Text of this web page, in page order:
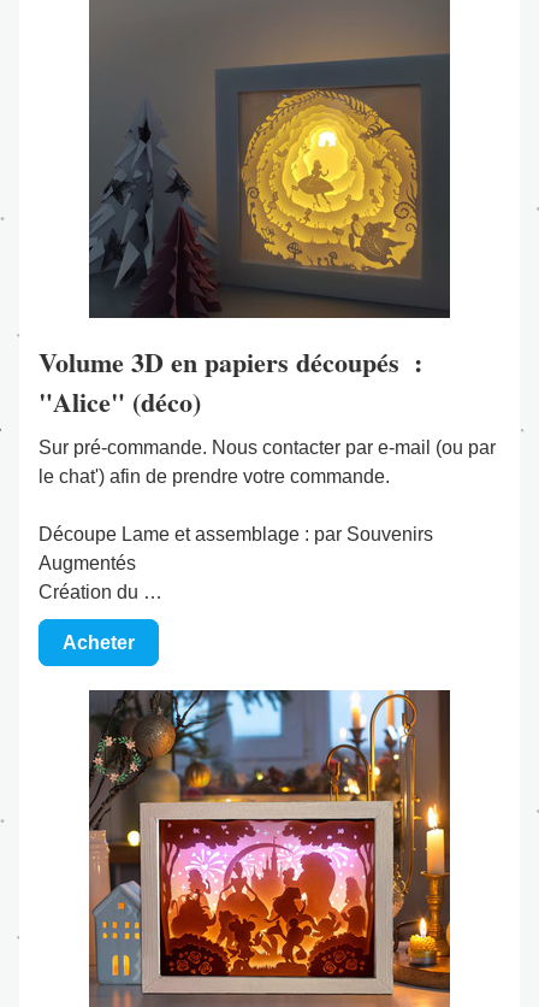
Volume 3D en papiers découpés  :
"Alice" (déco)
Sur pré-commande. Nous contacter par e-mail (ou par
le chat') afin de prendre votre commande.
Découpe Lame et assemblage : par Souvenirs
Augmentés
Création du …
Acheter